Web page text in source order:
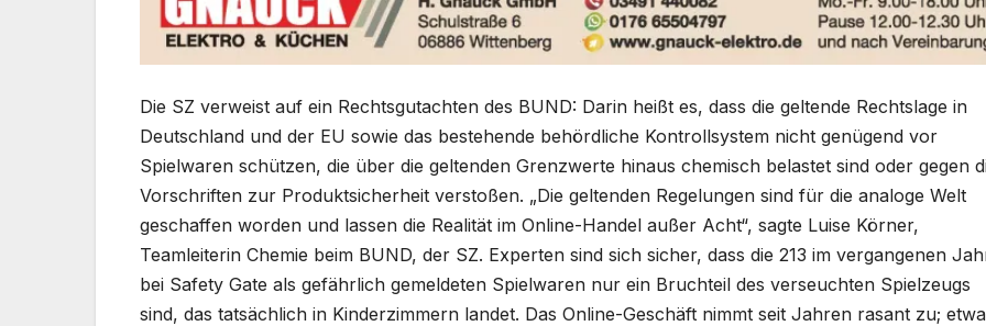
Die SZ verweist auf ein Rechtsgutachten des BUND: Darin heißt es, dass die geltende Rechtslage in
Deutschland und der EU sowie das bestehende behördliche Kontrollsystem nicht genügend vor
Spielwaren schützen, die über die geltenden Grenzwerte hinaus chemisch belastet sind oder gegen
Vorschriften zur Produktsicherheit verstoßen. „Die geltenden Regelungen sind für die analoge Welt
geschaffen worden und lassen die Realität im Online-Handel außer Acht“, sagte Luise Körner,
Teamleiterin Chemie beim BUND, der SZ. Experten sind sich sicher, dass die 213 im vergangenen
bei Safety Gate als gefährlich gemeldeten Spielwaren nur ein Bruchteil des verseuchten Spielzeugs
sind, das tatsächlich in Kinderzimmern landet. Das Online-Geschäft nimmt seit Jahren rasant zu; etwa